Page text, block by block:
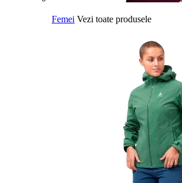
Femei Vezi toate produsele